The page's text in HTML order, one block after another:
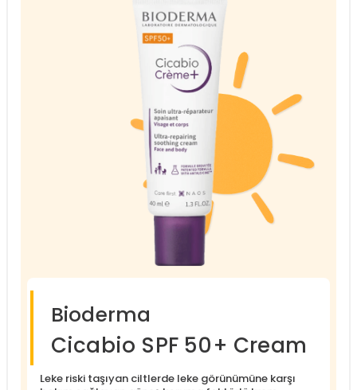
Bioderma
Cicabio SPF 50+ Cream
Leke riski taşıyan ciltlerde leke görünümüne karşı